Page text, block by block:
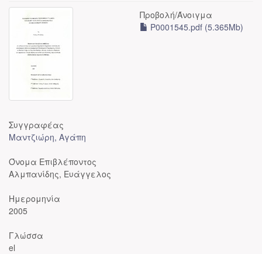
Προβολή/Άνοιγμα
P0001545.pdf (5.365Mb)
Συγγραφέας
Μαντζιώρη, Αγάπη
Όνομα Επιβλέποντος
Αλμπανίδης, Ευάγγελος
Ημερομηνία
2005
Γλώσσα
el